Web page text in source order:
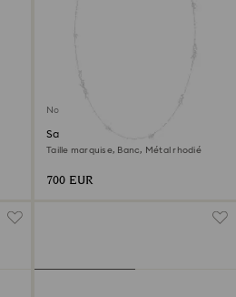
Nouveau
Sautoir Mesmera
Taille marquise, Banc, Métal rhodié
700 EUR